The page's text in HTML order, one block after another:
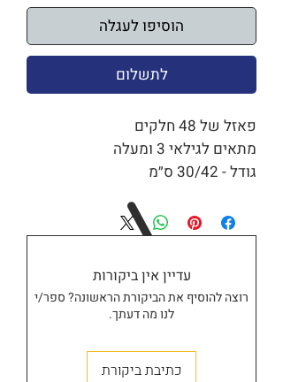
הוסיפו לעגלה
לתשלום
פאזל של 48 חלקים
מתאים לגילאי 3 ומעלה
גודל - 30/42 ס״מ
עדיין אין ביקורות
רוצה להוסיף את הביקורת הראשונה? ספר/י
לנו מה דעתך.
כתיבת ביקורת